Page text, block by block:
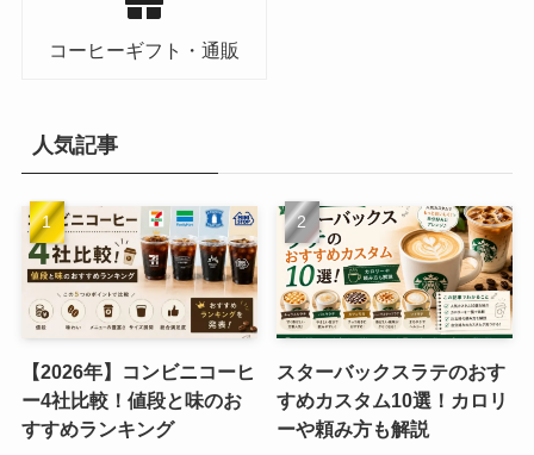
コーヒーギフト・通販
人気記事
【2026年】コンビニコーヒ
ー4社比較！値段と味のお
すすめランキング
スターバックスラテのおす
すめカスタム10選！カロリ
ーや頼み方も解説